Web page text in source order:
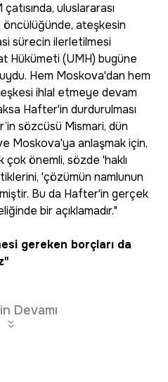
uluslararası
ateşkesin
sürecin ilerletilmesi
Hükümeti (UMH) bugüne
Hem Moskova'dan hem
ihlal etmeye devam
Hafter'in durdurulması
sözcüsü Mismari, dün
Moskova'ya anlaşmak için,
çok önemli, sözde 'haklı
'çözümün namlunun
Bu da Hafter'in gerçek
bir açıklamadır."
gereken borçları da
Devamı